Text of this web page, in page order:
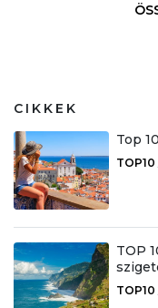
CIKKEK
Top
TOP10
TOP
TOP10